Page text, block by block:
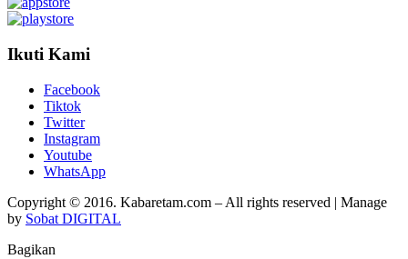
Ikuti Kami
Facebook
Tiktok
Twitter
Instagram
Youtube
WhatsApp
Copyright © 2016. Kabaretam.com – All rights reserved | Manage
by Sobat DIGITAL
Bagikan